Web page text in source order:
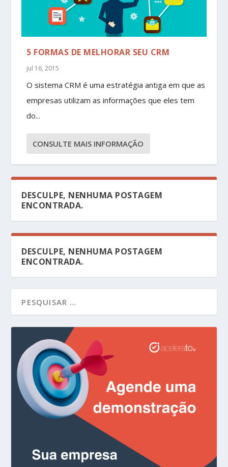
5 FORMAS DE MELHORAR SEU CRM
jul 16, 2015
O sistema CRM é uma estratégia antiga em que as
empresas utilizam as informações que eles tem
do...
CONSULTE MAIS INFORMAÇÃO
DESCULPE, NENHUMA POSTAGEM
ENCONTRADA.
DESCULPE, NENHUMA POSTAGEM
ENCONTRADA.